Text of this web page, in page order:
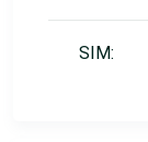
SIM: